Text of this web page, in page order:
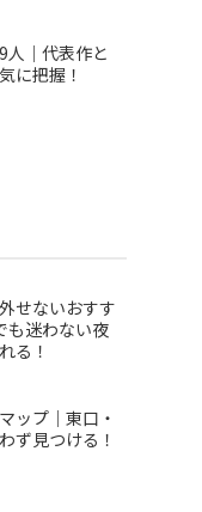
人｜代表作と
に把握！
せないおすす
も迷わない夜
る！
ップ｜東口・
ず見つける！